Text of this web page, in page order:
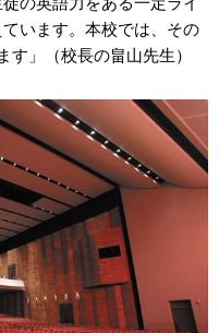
います。本校では、その
す」（校長の畠山先生）